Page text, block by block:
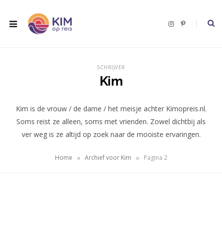
I
P
SCHRIJVER
Kim
Kim is de vrouw / de dame / het meisje achter Kimopreis.nl.
Soms reist ze alleen, soms met vrienden. Zowel dichtbij als
ver weg is ze altijd op zoek naar de mooiste ervaringen.
Home » Archief voor Kim » Pagina 2